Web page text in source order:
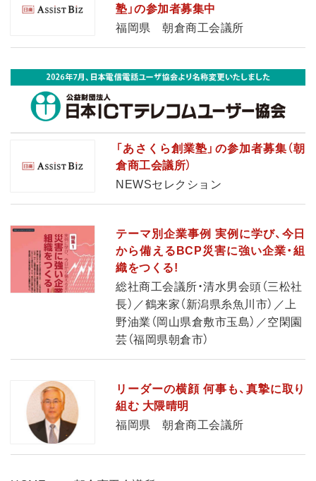
塾」の参加者募集中
福岡県 朝倉商工会議所
「あさくら創業塾」の参加者募集（朝
倉商工会議所）
NEWSセレクション
テーマ別企業事例 実例に学び、今日
から備えるBCP災害に強い企業・組
織をつくる!
総社商工会議所・清水男会頭（三松社
長）／鶴来家（新潟県糸魚川市）／上
野油業（岡山県倉敷市玉島）／空閑園
芸（福岡県朝倉市）
リーダーの横顔 何事も、真摯に取り
組む 大隈晴明
福岡県 朝倉商工会議所